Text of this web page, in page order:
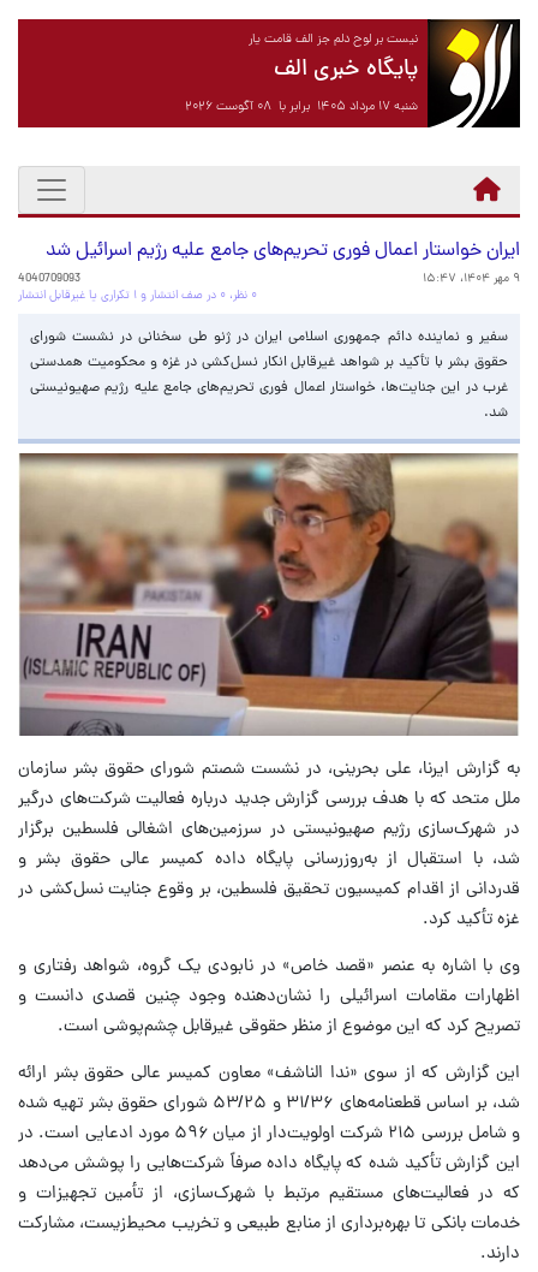
نیست بر لوح دلم جز الف قامت یار
پایگاه خبری الف
شنبه ۱۷ مرداد ۱۴۰۵ برابر با ۰۸ آگوست ۲۰۲۶
ایران خواستار اعمال فوری تحریم‌های جامع علیه رژیم اسرائیل شد
۹ مهر ۱۴۰۴، ۱۵:۴۷
4040709093
۰ نظر، ۰ در صف انتشار و ۱ تکراری یا غیرقابل انتشار
سفیر و نماینده دائم جمهوری اسلامی ایران در ژنو طی سخنانی در نشست شورای
حقوق بشر با تأکید بر شواهد غیرقابل انکار نسل‌کشی در غزه و محکومیت همدستی
غرب در این جنایت‌ها، خواستار اعمال فوری تحریم‌های جامع علیه رژیم صهیونیستی
شد.
به گزارش ایرنا، علی بحرینی، در نشست شصتم شورای حقوق بشر سازمان
ملل متحد که با هدف بررسی گزارش جدید درباره فعالیت شرکت‌های درگیر
در شهرک‌سازی رژیم صهیونیستی در سرزمین‌های اشغالی فلسطین برگزار
شد، با استقبال از به‌روزرسانی پایگاه داده کمیسر عالی حقوق بشر و
قدردانی از اقدام کمیسیون تحقیق فلسطین، بر وقوع جنایت نسل‌کشی در
غزه تأکید کرد.
وی با اشاره به عنصر «قصد خاص» در نابودی یک گروه، شواهد رفتاری و
اظهارات مقامات اسرائیلی را نشان‌دهنده وجود چنین قصدی دانست و
تصریح کرد که این موضوع از منظر حقوقی غیرقابل چشم‌پوشی است.
این گزارش که از سوی «ندا الناشف» معاون کمیسر عالی حقوق بشر ارائه
شد، بر اساس قطعنامه‌های ۳۱/۳۶ و ۵۳/۲۵ شورای حقوق بشر تهیه شده
و شامل بررسی ۲۱۵ شرکت اولویت‌دار از میان ۵۹۶ مورد ادعایی است. در
این گزارش تأکید شده که پایگاه داده صرفاً شرکت‌هایی را پوشش می‌دهد
که در فعالیت‌های مستقیم مرتبط با شهرک‌سازی، از تأمین تجهیزات و
خدمات بانکی تا بهره‌برداری از منابع طبیعی و تخریب محیط‌زیست، مشارکت
دارند.